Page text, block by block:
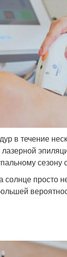
в течение
сезону
просто